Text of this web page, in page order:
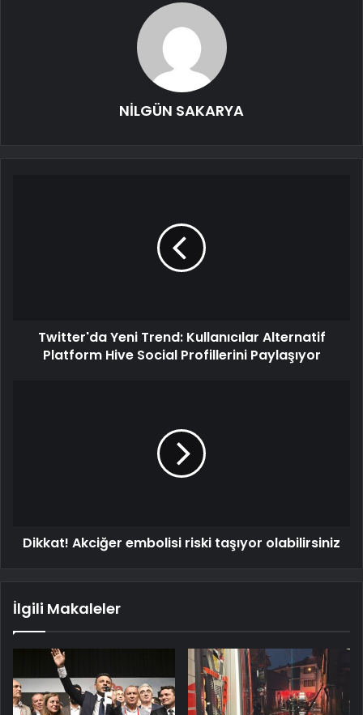
NİLGÜN SAKARYA
Twitter'da Yeni Trend: Kullanıcılar Alternatif
Platform Hive Social Profillerini Paylaşıyor
Dikkat! Akciğer embolisi riski taşıyor olabilirsiniz
İlgili Makaleler